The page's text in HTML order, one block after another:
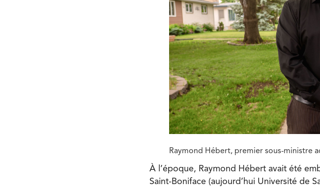
Raymond Hébert, premier sous-ministre
À l’époque, Raymond Hébert avait été
Saint-Boniface (aujourd’hui Université de